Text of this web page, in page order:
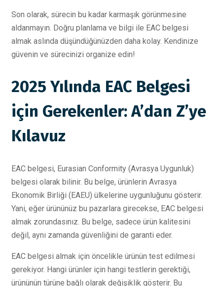
Son olarak, sürecin bu kadar karmaşık görünmesine
aldanmayın. Doğru planlama ve bilgi ile EAC belgesi
almak aslında düşündüğünüzden daha kolay. Kendinize
güvenin ve sürecinizi organize edin!
2025 Yılında EAC Belgesi
için Gerekenler: A’dan Z’ye
Kılavuz
EAC belgesi, Eurasian Conformity (Avrasya Uygunluk)
belgesi olarak bilinir. Bu belge, ürünlerin Avrasya
Ekonomik Birliği (EAEU) ülkelerine uygunluğunu gösterir.
Yani, eğer ürününüz bu pazarlara girecekse, EAC belgesi
almak zorundasınız. Bu belge, sadece ürün kalitesini
değil, aynı zamanda güvenliğini de garanti eder.
EAC belgesi almak için öncelikle ürünün test edilmesi
gerekiyor. Hangi ürünler için hangi testlerin gerektiği,
ürününün türüne bağlı olarak değişiklik gösterir. Bu